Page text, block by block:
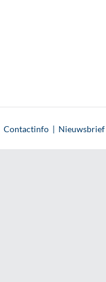
Contactinfo| Nieuwsbrief